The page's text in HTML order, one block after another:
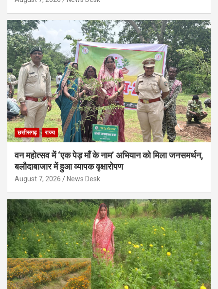
छत्तीसगढ़ राज्य
वन महोत्सव में ‘एक पेड़ माँ के नाम’ अभियान को मिला जनसमर्थन,
बलौदाबाजार में हुआ व्यापक वृक्षारोपण
August 7, 2026 News Desk